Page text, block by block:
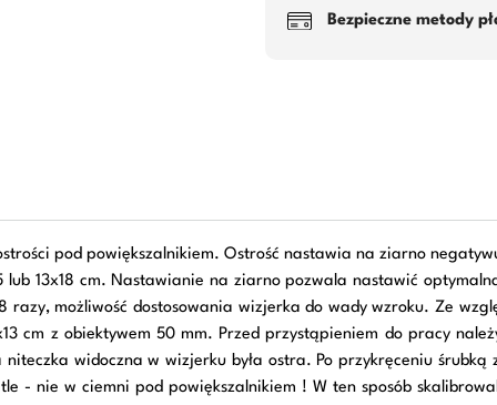
Bezpieczne metody
pod powiększalnikiem. Ostrość nastawia na ziarno
lub 13x18 cm. Nastawianie na ziarno pozwala nastawić
razy, możliwość dostosowania wizjerka do wady wzroku. Ze
cm z obiektywem 50 mm. Przed przystąpieniem do pracy
widoczna w wizjerku była ostra. Po przykręceniu
- nie w ciemni pod powiększalnikiem ! W ten sposób